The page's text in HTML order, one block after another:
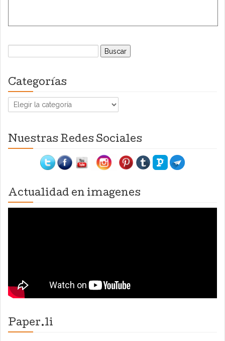
Buscar:
Categorías
Categorías
Nuestras Redes Sociales
Actualidad en imagenes
Paper.li